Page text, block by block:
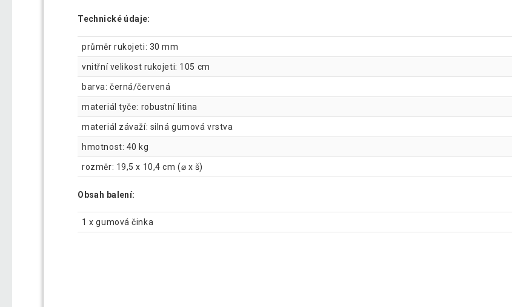
Technické údaje:
průměr rukojeti: 30 mm
vnitřní velikost rukojeti: 105 cm
barva: černá/červená
materiál tyče: robustní litina
materiál závaží: silná gumová vrstva
hmotnost: 40 kg
rozměr: 19,5 x 10,4 cm (⌀ x š)
Obsah balení:
1 x gumová činka